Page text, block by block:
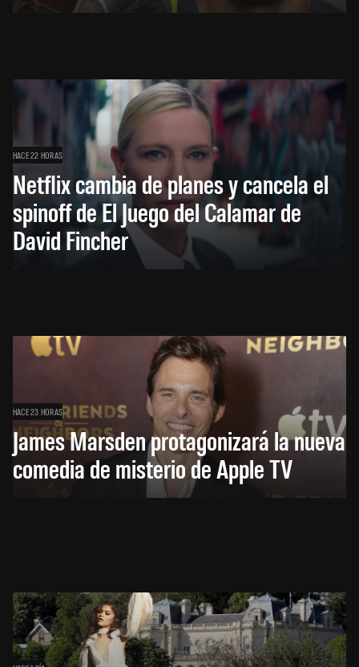
HACE 22 HORAS
Netflix cambia de planes y cancela el
spinoff de El Juego del Calamar de
David Fincher
HACE 23 HORAS
James Marsden protagonizará la nueva
comedia de misterio de Apple TV